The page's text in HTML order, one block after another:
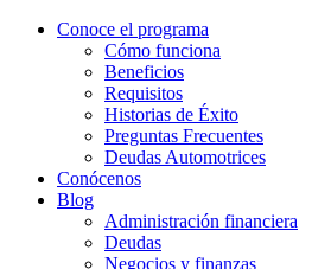
Conoce el programa
Cómo funciona
Beneficios
Requisitos
Historias de Éxito
Preguntas Frecuentes
Deudas Automotrices
Conócenos
Blog
Administración financiera
Deudas
Negocios y finanzas